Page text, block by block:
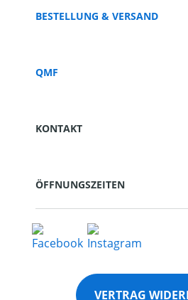
BESTELLUNG & VERSAND
QMF
KONTAKT
ÖFFNUNGSZEITEN
VERTRAG